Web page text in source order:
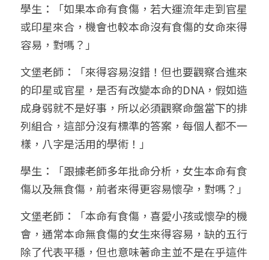
學生：「如果本命有食傷，若大運流年走到官星
或印星來合，機會也較本命沒有食傷的女命來得
容易，對嗎？」
文堡老師：「來得容易沒錯！但也要觀察合進來
的印星或官星，是否有改變本命的DNA，假如造
成身弱就不是好事，所以必須觀察命盤當下的排
列組合，這部分沒有標準的答案，每個人都不一
樣，八字是活用的學術！」
學生：「跟據老師多年批命分析，女生本命有食
傷以及無食傷，前者來得更容易懷孕，對嗎？」
文堡老師：「本命有食傷，喜愛小孩或懷孕的機
會，通常本命無食傷的女生來得容易，缺的五行
除了代表平穩，但也意味著命主並不是在乎這件